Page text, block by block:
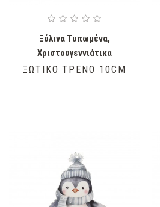
Ξύλινα Τυπωμένα,
Χριστουγεννιάτικα
ΞΩΤΙΚΌ ΤΡΈΝΟ 10CM